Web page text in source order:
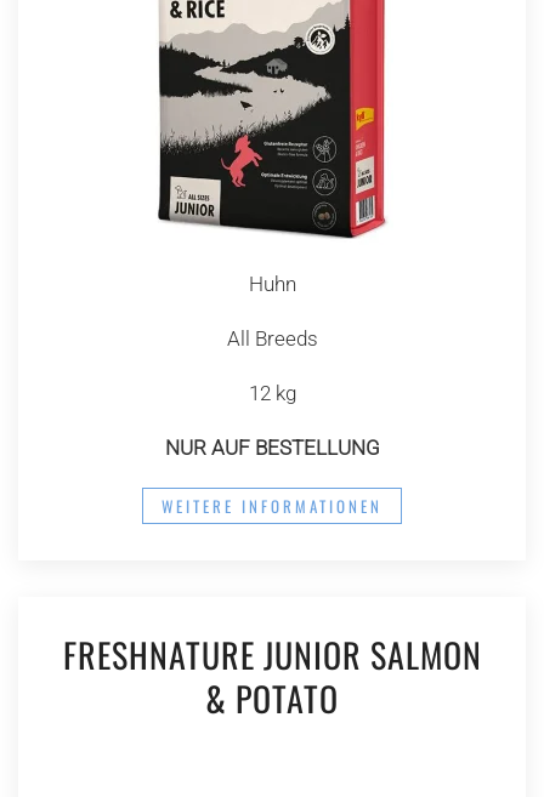
Huhn
All Breeds
12 kg
NUR AUF BESTELLUNG
WEITERE INFORMATIONEN
FRESHNATURE JUNIOR SALMON
& POTATO